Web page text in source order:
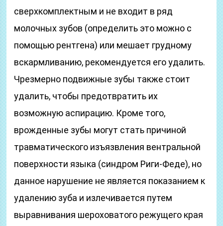
сверхкомплектным и не входит в ряд
молочных зубов (определить это можно с
помощью рентгена) или мешает грудному
вскармливанию, рекомендуется его удалить.
Чрезмерно подвижные зубы также стоит
удалить, чтобы предотвратить их
возможную аспирацию. Кроме того,
врожденные зубы могут стать причиной
травматического изъязвления вентральной
поверхности языка (синдром Риги-Феде), но
данное нарушение не является показанием к
удалению зуба и излечивается путем
выравнивания шероховатого режущего края